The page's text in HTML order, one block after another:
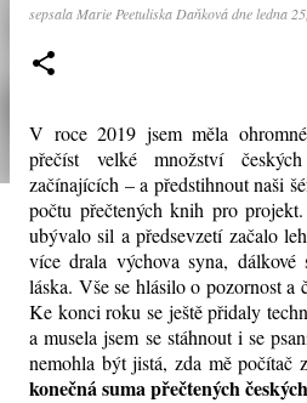
sepsala Marie Peetuliska Daňkovádneledna
V roce 2019 jsem měla
přečíst velké množství
začínajících – a předstihnout naši
počtu přečtených knih pro
ubývalo sil a předsevzetí začalo
více drala výchova syna,
láska. Vše se hlásilo o pozornost a
Ke konci roku se ještě přidaly
a musela jsem se stáhnout i se
nemohla být jistá, zda mě počítač
konečná suma přečtených